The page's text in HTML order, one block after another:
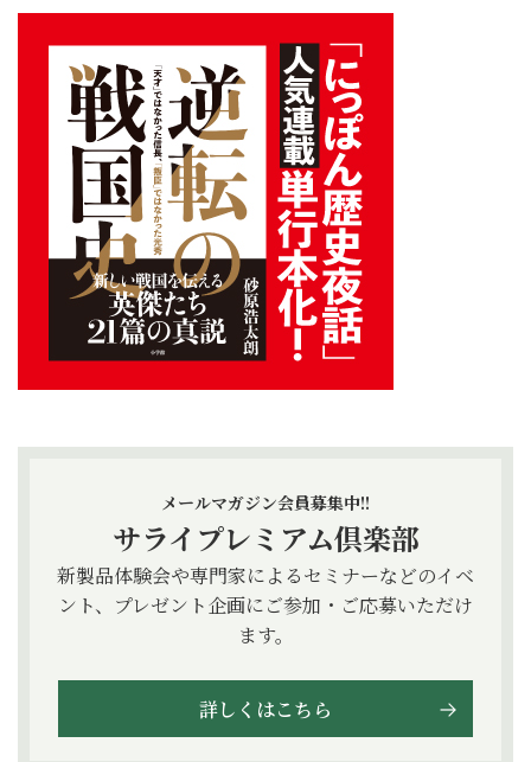
メールマガジン会員募集中!!
サライプレミアム倶楽部
新製品体験会や専門家によるセミナーなどのイベ
ント、プレゼント企画にご参加・ご応募いただけ
ます。
詳しくはこちら